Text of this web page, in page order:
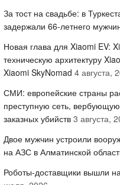
За тост на свадьбе: в
задержали 66-летнего
Новая глава для Xiaomi EV:
техническую архитектуру
Xiaomi SkyNomad 4 августа,
СМИ: европейские страны
преступную сеть,
заказных убийств 3 августа,
Двое мужчин устроили
на АЗС в Алматинской
Роботы-доставщики вышли